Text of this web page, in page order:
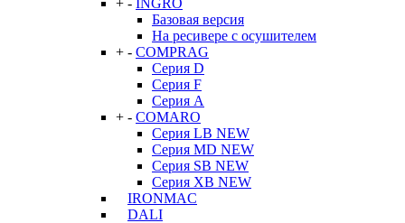
+ - INGRO
Базовая версия
На ресивере с осушителем
+ - COMPRAG
Серия D
Серия F
Серия А
+ - COMARO
Серия LB NEW
Серия MD NEW
Серия SB NEW
Серия XB NEW
IRONMAC
DALI